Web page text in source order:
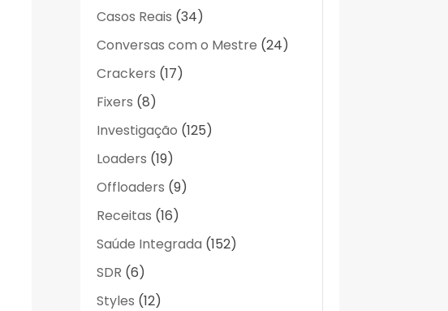
Casos Reais (34)
Conversas com o Mestre (24)
Crackers (17)
Fixers (8)
Investigação (125)
Loaders (19)
Offloaders (9)
Receitas (16)
Saúde Integrada (152)
SDR (6)
Styles (12)